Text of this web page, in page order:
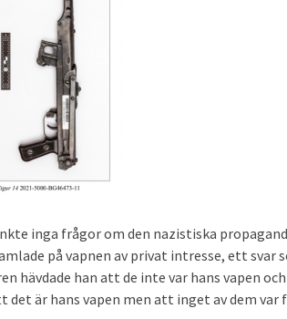
inga frågor om den nazistiska
på vapnen av privat intresse, ett
hävdade han att de inte var hans vapen
det är hans vapen men att inget av dem